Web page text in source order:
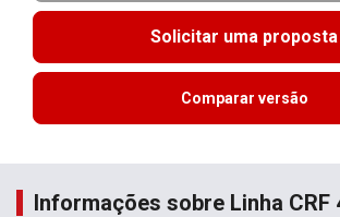
Solicitar uma proposta
Comparar versão
Informações sobre Linha CRF